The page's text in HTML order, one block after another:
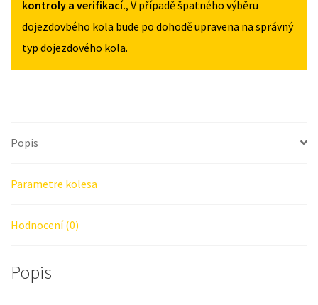
MNOŽSTVÍ
kontroly a verifikací., V případě špatného výběru
dojezdovbého kola bude po dohodě upravena na správný
typ dojezdového kola.
Popis
Parametre kolesa
Hodnocení (0)
Popis